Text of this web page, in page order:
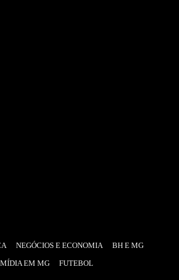
NEGÓCIOS E ECONOMIA
BH E MG
MÍDIA EM MG
FUTEBOL